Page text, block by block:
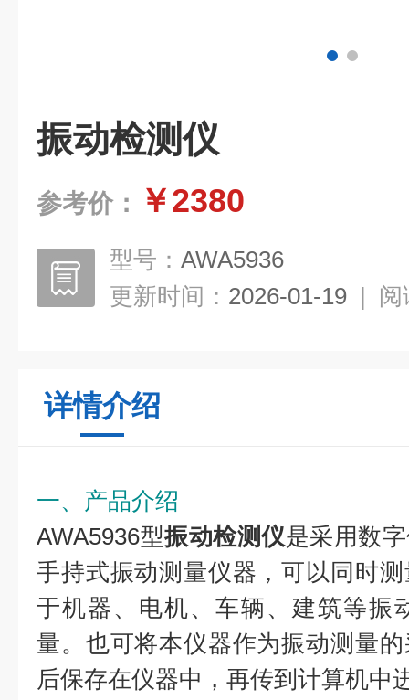
振动检测仪
参考价： ￥2380
型号： AWA5936
更新时间： 2026-01-19 | 阅
详情介绍
一、产品介绍
AWA5936型振动检测仪是采用数
手持式振动测量仪器，可以同时
于机器、电机、车辆、建筑等振
量。也可将本仪器作为振动测量
后保存在仪器中，再传到计算机中